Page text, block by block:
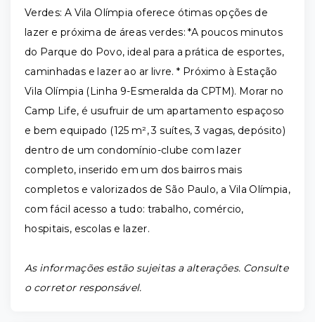
Verdes: A Vila Olímpia oferece ótimas opções de
lazer e próxima de áreas verdes: *A poucos minutos
do Parque do Povo, ideal para a prática de esportes,
caminhadas e lazer ao ar livre. * Próximo à Estação
Vila Olímpia (Linha 9-Esmeralda da CPTM). Morar no
Camp Life, é usufruir de um apartamento espaçoso
e bem equipado (125 m², 3 suítes, 3 vagas, depósito)
dentro de um condomínio-clube com lazer
completo, inserido em um dos bairros mais
completos e valorizados de São Paulo, a Vila Olímpia,
com fácil acesso a tudo: trabalho, comércio,
hospitais, escolas e lazer.
As informações estão sujeitas a alterações. Consulte
o corretor responsável.